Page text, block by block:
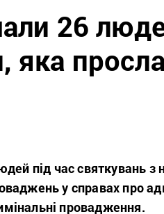
26
яка
під час святкувань з
у справах про
провадження.